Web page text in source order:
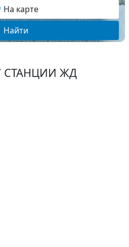
На карте
Найти
СТАНЦИИ ЖД